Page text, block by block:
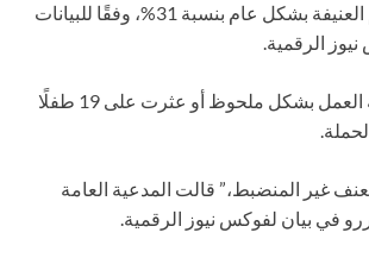
وانخفضت الجرائم العنيفة بشكل عام بنسبة 31%، وفقًا للبيانات
الرقمية.
استعادت مجموعة العمل بشكل ملحوظ أو عثرت على 19 طفلًا
غير المنضبط،” قالت المدعية العامة
في بيان لفوكس نيوز الرقمية.